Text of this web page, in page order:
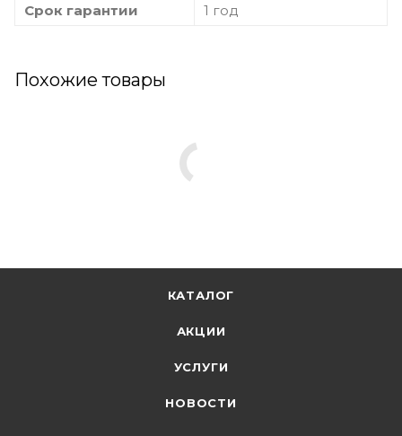
Срок гарантии
1 год
Похожие товары
КАТАЛОГ
АКЦИИ
УСЛУГИ
НОВОСТИ